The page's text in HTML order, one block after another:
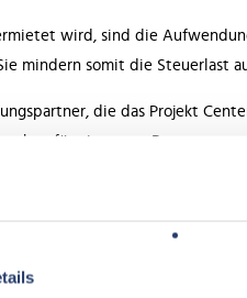
wird, sind die
mindern somit die
die das Projekt
für ein erstes
ohne zusätzliche